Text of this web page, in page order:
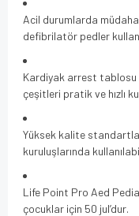
Acil durumlarda
defibrilatör pedler
Kardiyak arrest tablosu
çeşitleri pratik ve hızlı
Yüksek kalite
kuruluşlarında
Life Point Pro Aed
çocuklar için 50 jul’dur.